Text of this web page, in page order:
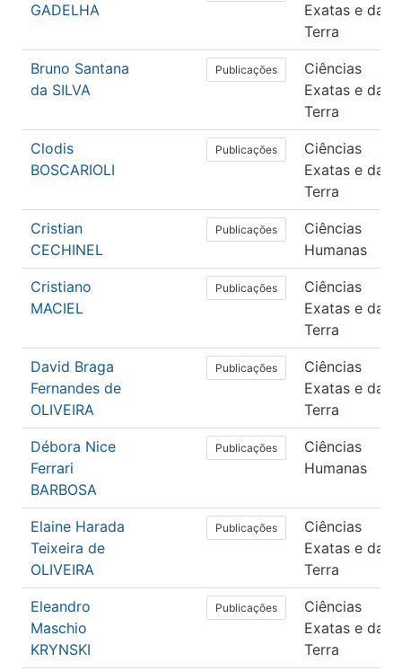
GADELHA
Exatas e da
Terra
Bruno Santana
da SILVA
Publicações
Ciências
Exatas e da
Terra
Clodis
BOSCARIOLI
Publicações
Ciências
Exatas e da
Terra
Cristian
CECHINEL
Publicações
Ciências
Humanas
Cristiano
MACIEL
Publicações
Ciências
Exatas e da
Terra
David Braga
Fernandes de
OLIVEIRA
Publicações
Ciências
Exatas e da
Terra
Débora Nice
Ferrari
BARBOSA
Publicações
Ciências
Humanas
Elaine Harada
Teixeira de
OLIVEIRA
Publicações
Ciências
Exatas e da
Terra
Eleandro
Maschio
KRYNSKI
Publicações
Ciências
Exatas e da
Terra